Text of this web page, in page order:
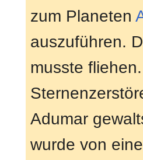
zum Planeten
auszuführen.
musste
Adumar
wurde von